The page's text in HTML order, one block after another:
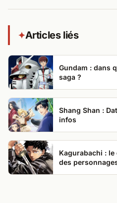
✦Articles liés
Gundam : dans
saga ?
Shang Shan :
infos
Kagurabachi :
des